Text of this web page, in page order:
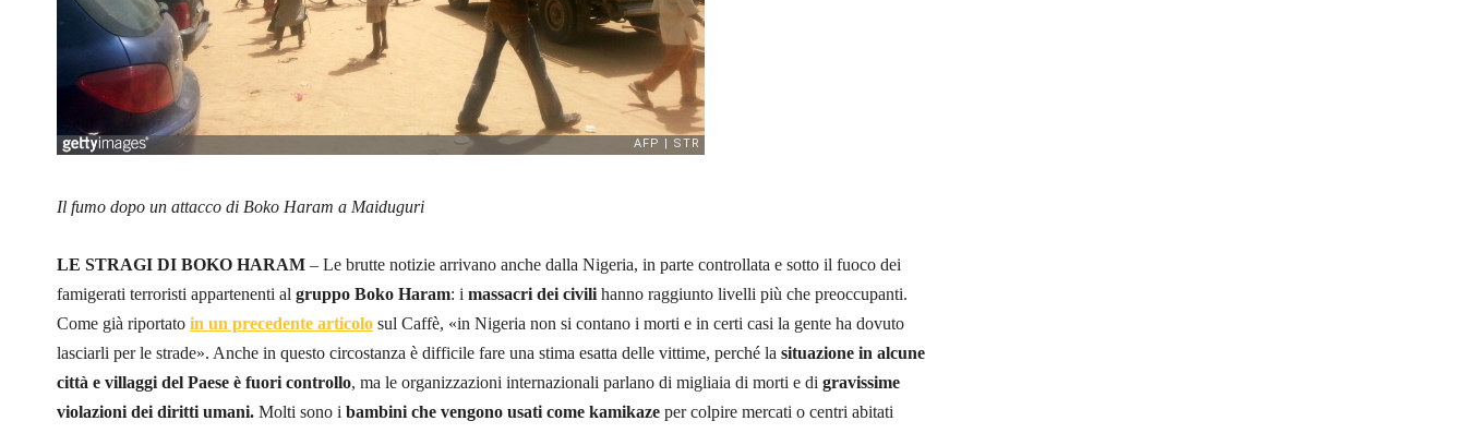
Il fumo dopo un attacco di Boko Haram a Maiduguri
LE STRAGI DI BOKO HARAM – Le brutte notizie arrivano anche dalla Nigeria, in parte controllata e sotto il fuoco dei
famigerati terroristi appartenenti al gruppo Boko Haram: i massacri dei civili hanno raggiunto livelli più che preoccupanti.
Come già riportato in un precedente articolo sul Caffè, «in Nigeria non si contano i morti e in certi casi la gente ha dovuto
lasciarli per le strade». Anche in questo circostanza è difficile fare una stima esatta delle vittime, perché la situazione in alcune
città e villaggi del Paese è fuori controllo, ma le organizzazioni internazionali parlano di migliaia di morti e di gravissime
violazioni dei diritti umani. Molti sono i bambini che vengono usati come kamikaze per colpire mercati o centri abitati